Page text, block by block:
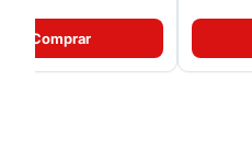
Comprar